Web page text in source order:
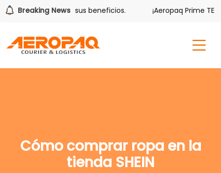
Breaking News
también tiene sus beneficios. ¡Aeropaq Prime TE DA
Cómo comprar ropa en la
tienda SHEIN